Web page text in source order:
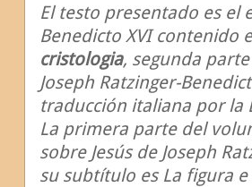
El testo presentado es el
Benedicto XVI contenido
cristologia, segunda
Joseph Ratzinger-
traducción italiana por la
La primera parte del
sobre Jesús de Joseph
su subtítulo es La figura e